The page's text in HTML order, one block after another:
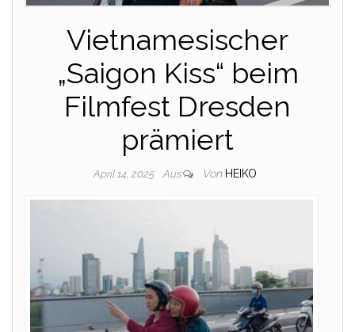
Vietnamesischer
„Saigon Kiss“ beim
Filmfest Dresden
prämiert
April 14, 2025 Aus Von HEIKO